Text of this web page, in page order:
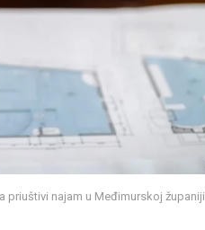
priuštivi najam u Međimurskoj županiji